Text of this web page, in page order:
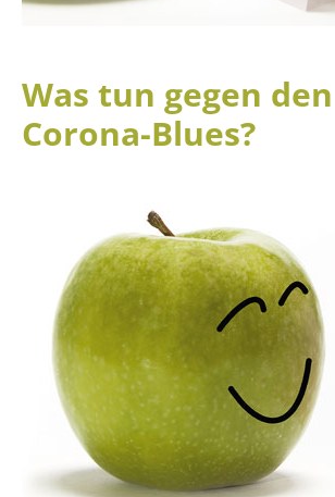
Was tun gegen den
Corona-Blues?